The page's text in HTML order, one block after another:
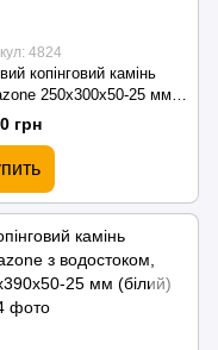
4824
копінговий камінь
250x300x50-25 мм,
грн